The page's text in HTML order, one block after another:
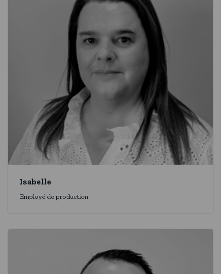
Isabelle
Employé de production